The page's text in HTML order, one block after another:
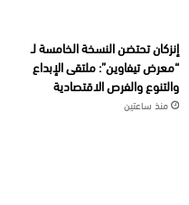
إنزكان تحتضن النسخة الخامسة لـ
“معرض تيفاوين”: ملتقى الإبداع
والتنوع والفرص الاقتصادية
منذ ساعتين